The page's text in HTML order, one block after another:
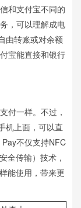
和支付宝不同的
，可以理解成电
由转账或对余额
宝能直接和银行
付一样。不过，
机上面，可以直
不仅支持NFC
全传输）技术，
能使用，带来更